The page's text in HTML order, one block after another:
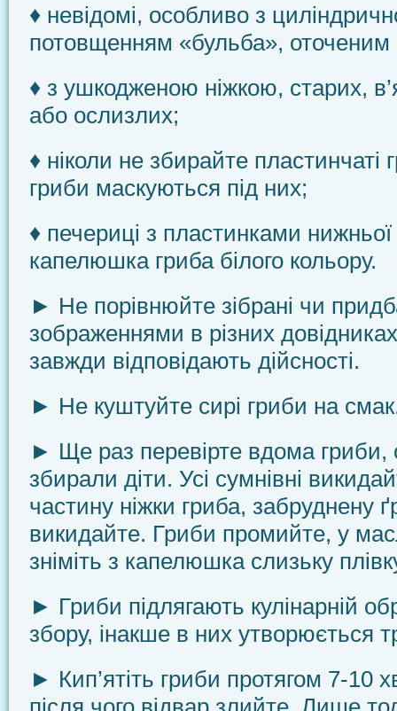
♦ невідомі, особливо з
потовщенням «бульба»,
♦ з ушкодженою ніжкою, старих,
або ослиз­лих;
♦ ніколи не збирайте пластинчаті
гриби маску­ються під них;
♦ печериці з пластинками нижньої
капелюшка гриба білого кольору.
► Не порівнюйте зібрані чи
зображеннями в різних
завжди відповідають дійсності.
► Не куштуйте сирі гриби на
► Ще раз перевірте вдома гриби,
збирали діти. Усі сумнівні
частину ніжки гриба, забруд­нену
викидайте. Гриби промийте, у
зніміть з капелюшка слизьку
► Гриби підлягають кулінарній
збору, інакше в них утворюється
► Кип’ятіть гриби протягом 7-10